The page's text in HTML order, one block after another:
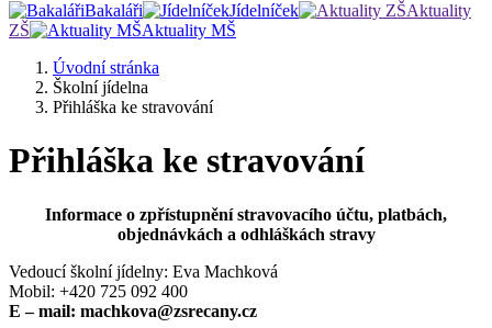
Bakaláři
Jídelníček
Aktuality
ZŠ
Aktuality MŠ
Úvodní stránka
Školní jídelna
Přihláška ke stravování
Přihláška ke stravování
Informace o zpřístupnění stravovacího účtu, platbách,
objednávkách a odhláškách stravy
Vedoucí školní jídelny: Eva Machková
Mobil: +420 725 092 400
E – mail: machkova@zsrecany.cz